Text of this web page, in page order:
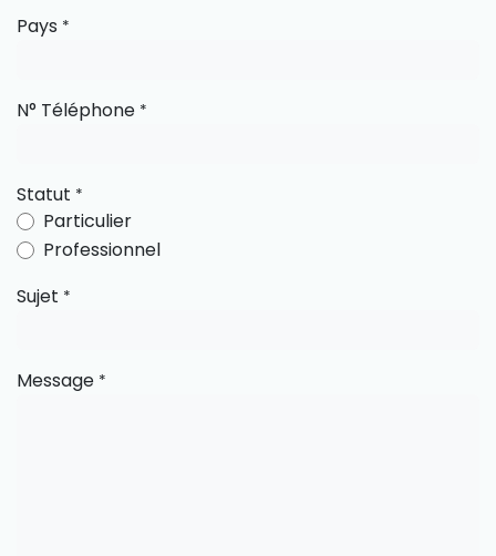
Pays *
N° Téléphone *
Statut *
Particulier
Professionnel
Sujet *
Message *